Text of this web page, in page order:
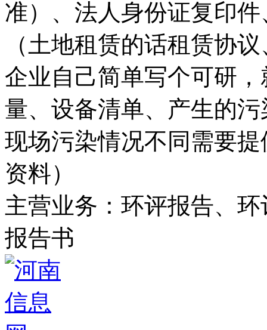
准）、法人身份证复印
（土地租赁的话租赁协
企业自己简单写个可研
量、设备清单、产生的
现场污染情况不同需要
资料）
主营业务：环评报告、
报告书